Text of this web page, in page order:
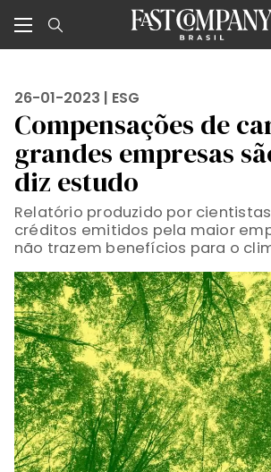
26-01-2023 | ESG
Compensações de
grandes empresas
diz estudo
Relatório produzido por
créditos emitidos pela maior
não trazem benefícios para o